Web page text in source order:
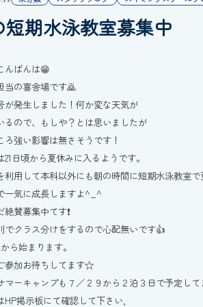
短期水泳教室募集中
んばんは😁
当の喜舎場です🙇
が発生しました！何か変な天気が
るので、もしや？とは思いましたが
ろ強い影響は無さそうです！
21日頃から夏休みに入るようです。
利用して本科以外にも朝の時間に短期水泳教室
一気に成長しますよ^_^
賛募集中てす❗️
でクラス分けをするので心配無いです👍
ら始まります。
参加お待ちしてます☆
マーキャンプも７／２９から２泊３日で予定して
HP掲示板にて確認して下さい,